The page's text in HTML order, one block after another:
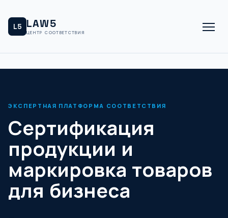
L5 LAW5
ЦЕНТР СООТВЕТСТВИЯ
ЭКСПЕРТНАЯ ПЛАТФОРМА СООТВЕТСТВИЯ
Сертификация
продукции и
маркировка товаров
для бизнеса